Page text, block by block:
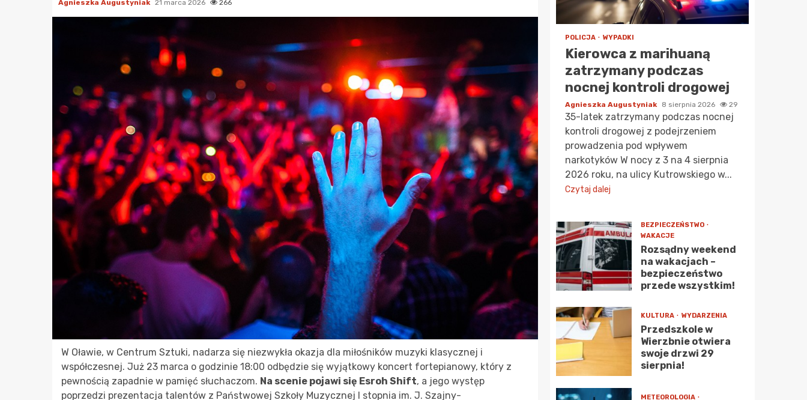
Agnieszka Augustyniak 21 marca 2026 266
W Oławie, w Centrum Sztuki, nadarza się niezwykła okazja dla miłośników muzyki klasycznej i
współczesnej. Już 23 marca o godzinie 18:00 odbędzie się wyjątkowy koncert fortepianowy, który z
pewnością zapadnie w pamięć słuchaczom. Na scenie pojawi się Esroh Shift, a jego występ
poprzedzi prezentacja talentów z Państwowej Szkoły Muzycznej I stopnia im. J. Szajny-
POLICJA WYPADKI
Kierowca z marihuaną
zatrzymany podczas
nocnej kontroli drogowej
Agnieszka Augustyniak 8 sierpnia 2026 29
35-latek zatrzymany podczas nocnej
kontroli drogowej z podejrzeniem
prowadzenia pod wpływem
narkotyków W nocy z 3 na 4 sierpnia
2026 roku, na ulicy Kutrowskiego w...
Czytaj dalej
BEZPIECZEŃSTWO
WAKACJE
Rozsądny weekend
na wakacjach –
bezpieczeństwo
przede wszystkim!
KULTURA WYDARZENIA
Przedszkole w
Wierzbnie otwiera
swoje drzwi 29
sierpnia!
METEOROLOGIA